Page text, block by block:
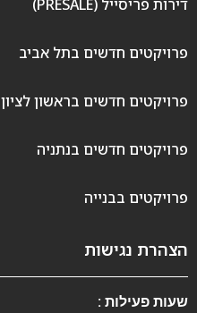
דירות פריסייל (PRESALE)
פרויקטים חדשים בתל אביב
פרויקטים חדשים בראשון לציון
פרויקטים חדשים בנתניה
פרויקטים בבנייה
הצהרת נגישות
שעות פעילות :